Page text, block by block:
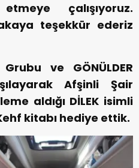
çalışıyoruz.
teşekkür ederiz
ve GÖNÜLDER
Afşinli Şair
aldığı DİLEK isimli
kitabı hediye ettik.